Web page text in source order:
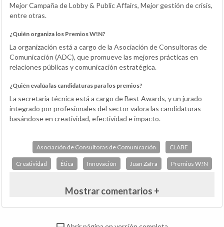
Mejor Campaña de Lobby & Public Affairs, Mejor gestión de crisis,
entre otras.
¿Quién organiza los Premios W!N?
La organización está a cargo de la Asociación de Consultoras de
Comunicación (ADC), que promueve las mejores prácticas en
relaciones públicas y comunicación estratégica.
¿Quién evalúa las candidaturas para los premios?
La secretaría técnica está a cargo de Best Awards, y un jurado
integrado por profesionales del sector valora las candidaturas
basándose en creatividad, efectividad e impacto.
Asociación de Consultoras de Comunicación CLABE
Creatividad Ética Innovación Juan Zafra Premios W!N
Mostrar comentarios +